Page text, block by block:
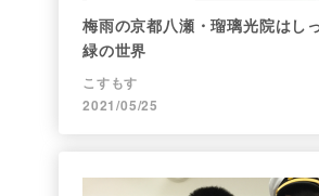
梅雨の京都八瀬・瑠璃光院はし
緑の世界
こすもす
2021/05/25